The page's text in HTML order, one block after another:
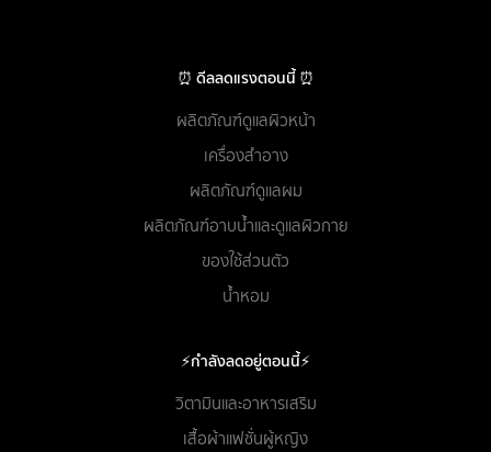
⏰ ดีลลดแรงตอนนี้ ⏰
ผลิตภัณฑ์ดูแลผิวหน้า
เครื่องสำอาง
ผลิตภัณฑ์ดูแลผม
ผลิตภัณฑ์อาบน้ำและดูแลผิวกาย
ของใช้ส่วนตัว
น้ำหอม
⚡กำลังลดอยู่ตอนนี้⚡
วิตามินและอาหารเสริม
เสื้อผ้าแฟชั่นผู้หญิง